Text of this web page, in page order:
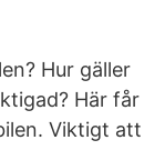
Hur gäller
Här får
Viktigt att